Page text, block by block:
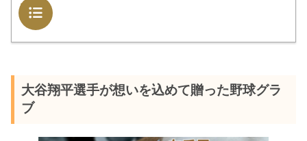
目次
大谷翔平選手が想いを込めて贈った野球グラ
ブ